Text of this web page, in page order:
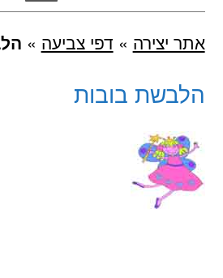
אתר יצירה » דפי צביעה »
הלבשת בובות